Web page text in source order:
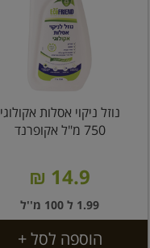
נוזל ניקוי אסלות אקולוגי
750 מ"ל אקופרנד
14.9 ₪
1.99 ל 100 מ''ל
הוספה לסל +